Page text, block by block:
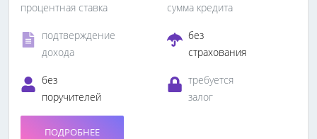
процентная ставка сумма кредита
подтверждение
дохода
без
страхования
без
поручителей
требуется
залог
ПОДРОБНЕЕ